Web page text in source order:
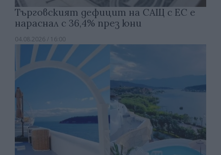
Търговският дефицит на САЩ с ЕС е
нараснал с 36,4% през юни
04.08.2026 / 16:00